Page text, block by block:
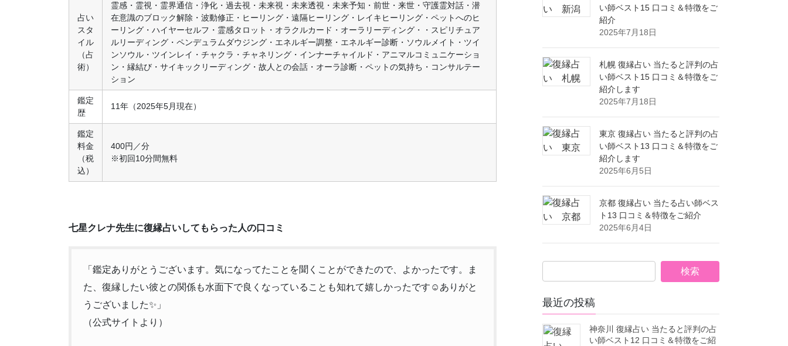
占い
スタ
イル
（占
術）
霊感・霊視・霊界通信・浄化・過去視・未来視・未来透視・未来予知・前世・来世・守護霊対話・潜
在意識のブロック解除・波動修正・ヒーリング・遠隔ヒーリング・レイキヒーリング・ペットへのヒ
ーリング・ハイヤーセルフ・霊感タロット・オラクルカード・オーラリーディング・・スピリチュア
ルリーディング・ペンデュラムダウジング・エネルギー調整・エネルギー診断・ソウルメイト・ツイ
ンソウル・ツインレイ・チャクラ・チャネリング・インナーチャイルド・アニマルコミュニケーショ
ン・縁結び・サイキックリーディング・故人との会話・オーラ診断・ペットの気持ち・コンサルテー
ション
鑑定
歴
11年（2025年5月現在）
鑑定
料金
（税
込）
400円／分
※初回10分間無料
七星クレナ先生に復縁占いしてもらった人の口コミ
「鑑定ありがとうございます。気になってたことを聞くことができたので、よかったです。ま
た、復縁したい彼との関係も水面下で良くなっていることも知れて嬉しかったです☺️ありがと
うございました✨」
（公式サイトより）
い師ベスト15 口コミ＆特徴をご
紹介
2025年7月18日
札幌 復縁占い 当たると評判の占
い師ベスト15 口コミ＆特徴をご
紹介します
2025年7月18日
東京 復縁占い 当たると評判の占
い師ベスト13 口コミ＆特徴をご
紹介します
2025年6月5日
京都 復縁占い 当たる占い師ベス
ト13 口コミ＆特徴をご紹介
2025年6月4日
最近の投稿
神奈川 復縁占い 当たると評判の占
い師ベスト12 口コミ＆特徴をご紹